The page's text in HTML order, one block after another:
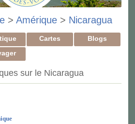
> Amérique > Nicaragua
Cartes
Blogs
sur le Nicaragua